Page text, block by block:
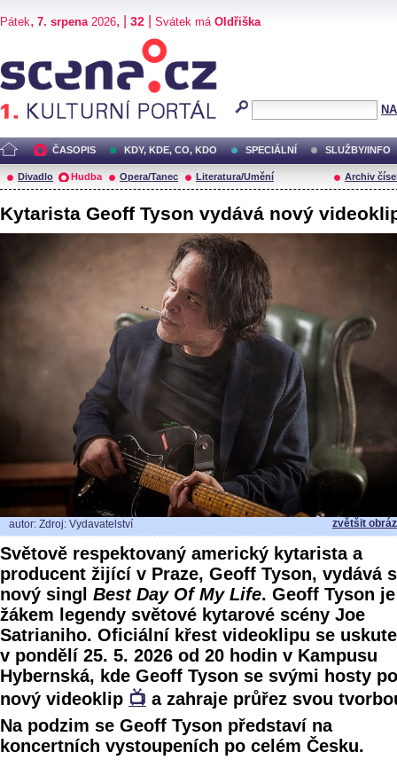
Pátek, 7. srpena2026, | 32 Svátek má Oldřiška
ČASOPIS KDY, KDE, CO, KDO SPECIÁLNÍ SLUŽBY/INFO
Divadlo Hudba Opera/Tanec Literatura/Umění Archiv
Kytarista Geoff Tyson vydává nový
autor: Zdroj: Vydavatelství zvětšit
Světově respektovaný americký kytarista a
producent žijící v Praze, Geoff Tyson, vydává
nový singl Best Day Of My Life. Geoff Tyson je
žákem legendy světové kytarové scény Joe
Satrianiho. Oficiální křest videoklipu se
v pondělí 25. 5. 2026 od 20 hodin v Kampusu
Hybernská, kde Geoff Tyson se svými hosty
nový videoklip 📺 a zahraje průřez svou
Na podzim se Geoff Tyson představí na
koncertních vystoupeních po celém Česku.